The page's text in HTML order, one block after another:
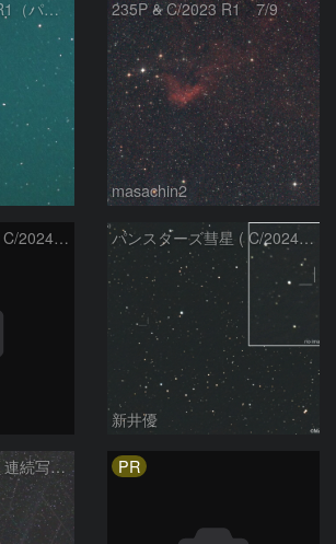
7月10日のC/2023 R1（パンスターズ彗星） 235P & C/2023 R1 7/9
masachin2
パンスターズ彗星 ( C/2024R4 )：2026/06/28 パンスターズ彗星 ( C/2024G4 )の予報位置：2026/06/23
新井優
パンスターズ彗星 連続写真 再処理 PR